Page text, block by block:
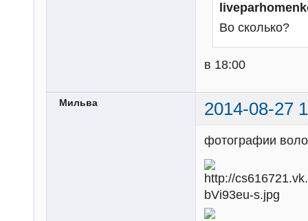
Во сколько?
в 18:00
Мильва 2014-08-27
фотографии